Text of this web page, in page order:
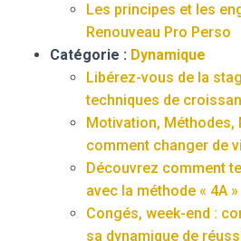
Les principes et les
Renouveau Pro Perso
Catégorie : Dynamique
Libérez-vous de la
techniques de
Motivation, Méthodes,
comment changer de
Découvrez comment
avec la méthode « 4A »
Congés, week-end :
sa dynamique de